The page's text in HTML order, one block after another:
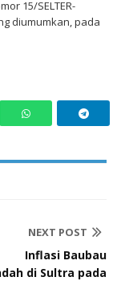
15/SELTER-
diumumkan, pada
NEXT POST
Inflasi Baubau
di Sultra pada